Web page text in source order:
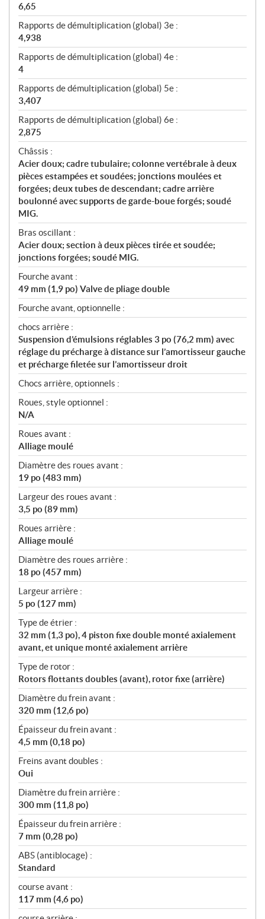
6,65
Rapports de démultiplication (global) 3e :
4,938
Rapports de démultiplication (global) 4e :
4
Rapports de démultiplication (global) 5e :
3,407
Rapports de démultiplication (global) 6e :
2,875
Châssis :
Acier doux; cadre tubulaire; colonne vertébrale à deux
pièces estampées et soudées; jonctions moulées et
forgées; deux tubes de descendant; cadre arrière
boulonné avec supports de garde-boue forgés; soudé
MIG.
Bras oscillant :
Acier doux; section à deux pièces tirée et soudée;
jonctions forgées; soudé MIG.
Fourche avant :
49 mm (1,9 po) Valve de pliage double
Fourche avant, optionnelle :
chocs arrière :
Suspension d’émulsions réglables 3 po (76,2 mm) avec
réglage du précharge à distance sur l’amortisseur gauche
et précharge filetée sur l’amortisseur droit
Chocs arrière, optionnels :
Roues, style optionnel :
N/A
Roues avant :
Alliage moulé
Diamètre des roues avant :
19 po (483 mm)
Largeur des roues avant :
3,5 po (89 mm)
Roues arrière :
Alliage moulé
Diamètre des roues arrière :
18 po (457 mm)
Largeur arrière :
5 po (127 mm)
Type de étrier :
32 mm (1,3 po), 4 piston fixe double monté axialement
avant, et unique monté axialement arrière
Type de rotor :
Rotors flottants doubles (avant), rotor fixe (arrière)
Diamètre du frein avant :
320 mm (12,6 po)
Épaisseur du frein avant :
4,5 mm (0,18 po)
Freins avant doubles :
Oui
Diamètre du frein arrière :
300 mm (11,8 po)
Épaisseur du frein arrière :
7 mm (0,28 po)
ABS (antiblocage) :
Standard
course avant :
117 mm (4,6 po)